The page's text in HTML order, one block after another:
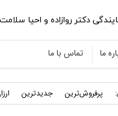
دکتر روازاده و احیا
ما تماس با ما
پرفروش‌ترین جدید‌ترین